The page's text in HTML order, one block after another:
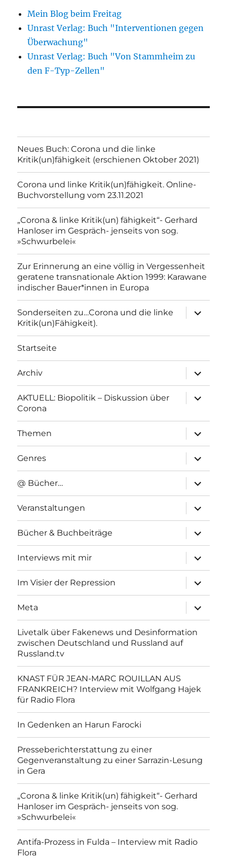
Mein Blog beim Freitag
Unrast Verlag: Buch "Interventionen gegen
Überwachung"
Unrast Verlag: Buch "Von Stammheim zu
den F-Typ-Zellen"
Neues Buch: Corona und die linke
Kritik(un)fähigkeit (erschienen Oktober 2021)
Corona und linke Kritik(un)fähigkeit. Online-
Buchvorstellung vom 23.11.2021
„Corona & linke Kritik(un) fähigkeit“- Gerhard
Hanloser im Gespräch- jenseits von sog.
»Schwurbelei«
Zur Erinnerung an eine völlig in Vergessenheit
geratene transnationale Aktion 1999: Karawane
indischer Bauer*innen in Europa
Sonderseiten zu…Corona und die linke
Kritik(un)Fähigkeit).
anzeigen
Startseite
Archiv
anzeigen
AKTUELL: Biopolitik – Diskussion über
Corona
anzeigen
Themen
anzeigen
Genres
anzeigen
@ Bücher…
anzeigen
Veranstaltungen
anzeigen
Bücher & Buchbeiträge
anzeigen
Interviews mit mir
anzeigen
Im Visier der Repression
anzeigen
Meta
anzeigen
Livetalk über Fakenews und Desinformation
zwischen Deutschland und Russland auf
Russland.tv
KNAST FÜR JEAN-MARC ROUILLAN AUS
FRANKREICH? Interview mit Wolfgang Hajek
für Radio Flora
In Gedenken an Harun Farocki
Presseberichterstattung zu einer
Gegenveranstaltung zu einer Sarrazin-Lesung
in Gera
„Corona & linke Kritik(un) fähigkeit“- Gerhard
Hanloser im Gespräch- jenseits von sog.
»Schwurbelei«
Antifa-Prozess in Fulda – Interview mit Radio
Flora